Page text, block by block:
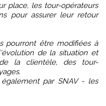
place, les tour-opérateurs
pour assurer leur retour
pourront être modifiées à
de la situation et
la clientèle, des tour-
par SNAV - les